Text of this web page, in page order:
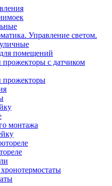
Управление светом.
помещений
с датчиком
прожекторы
монтажа